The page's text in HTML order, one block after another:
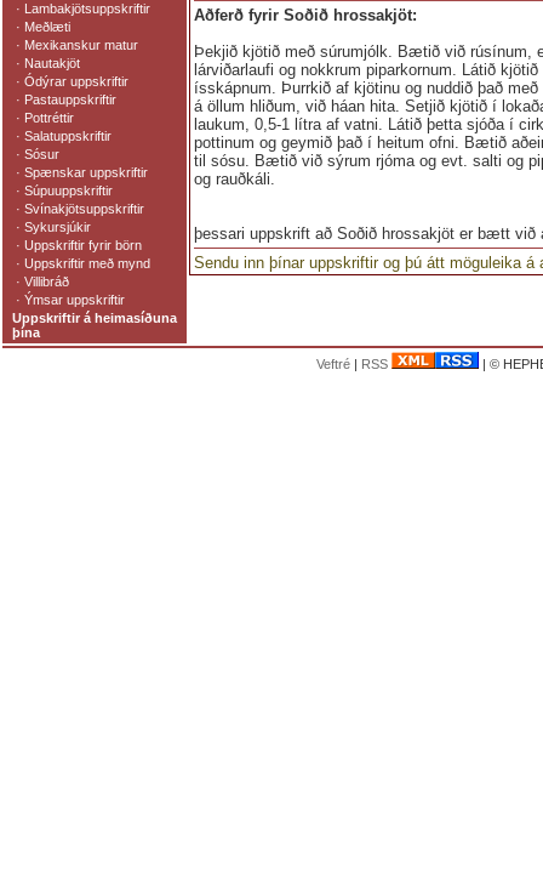
Aðferð fyrir Soðið hrossakjöt:
Þekjið kjötið með súrumjólk. Bætið við rúsínum,
lárviðarlaufi og nokkrum piparkornum. Látið
ísskápnum. Þurrkið af kjötinu og nuddið það
á öllum hliðum, við háan hita. Setjið kjötið í
laukum, 0,5-1 lítra af vatni. Látið þetta sjóða í
pottinum og geymið það í heitum ofni. Bætið
til sósu. Bætið við sýrum rjóma og evt. salti og
og rauðkáli.
þessari uppskrift að Soðið hrossakjöt er bætt við
Sendu inn þínar uppskriftir og þú átt möguleika
· Lambakjötsuppskriftir
· Meðlæti
· Mexikanskur matur
· Nautakjöt
· Ódýrar uppskriftir
· Pastauppskriftir
· Pottréttir
· Salatuppskriftir
· Sósur
· Spænskar uppskriftir
· Súpuuppskriftir
· Svínakjötsuppskriftir
· Sykursjúkir
· Uppskriftir fyrir börn
· Uppskriftir með mynd
· Villibráð
· Ýmsar uppskriftir
Uppskriftir á heimasíðuna
þína
Veftré| RSS | ©